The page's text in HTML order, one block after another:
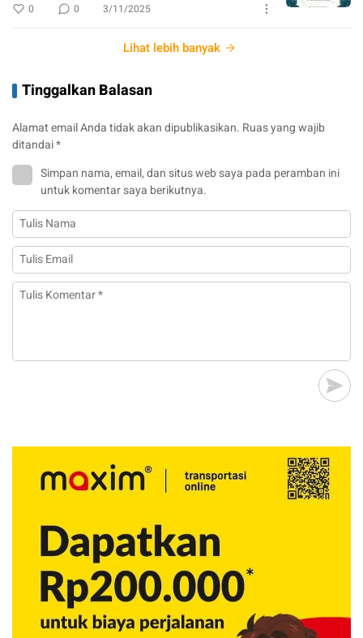
0 0 3/11/2025
Lihat lebih banyak
Tinggalkan Balasan
Alamat email Anda tidak akan dipublikasikan. Ruas yang wajib
ditandai*
Simpan nama, email, dan situs web saya pada peramban ini
untuk komentar saya berikutnya.